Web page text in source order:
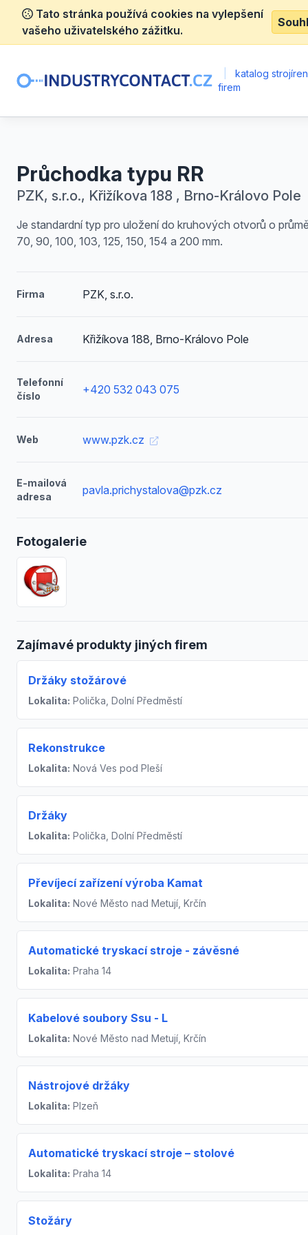
Tato stránka používá cookies na vylepšení
vašeho uživatelského zážitku.
katalog
firem
Průchodka typu RR
PZK, s.r.o., Křižíkova 188 , Brno-Královo Pole
Je standardní typ pro uložení do kruhových otvorů o
70, 90, 100, 103, 125, 150, 154 a 200 mm.
Firma PZK, s.r.o.
Adresa Křižíkova 188, Brno-Královo Pole
Telefonní
číslo
+420 532 043 075
Web www.pzk.cz
E-mailová
adresa
pavla.prichystalova@pzk.cz
Fotogalerie
Zajímavé produkty jiných firem
Držáky stožárové
Lokalita: Polička, Dolní Předměstí
Rekonstrukce
Lokalita: Nová Ves pod Pleší
Držáky
Lokalita: Polička, Dolní Předměstí
Převíjecí zařízení výroba Kamat
Lokalita: Nové Město nad Metují, Krčín
Automatické tryskací stroje - závěsné
Lokalita: Praha 14
Kabelové soubory Ssu - L
Lokalita: Nové Město nad Metují, Krčín
Nástrojové držáky
Lokalita: Plzeň
Automatické tryskací stroje – stolové
Lokalita: Praha 14
Stožáry